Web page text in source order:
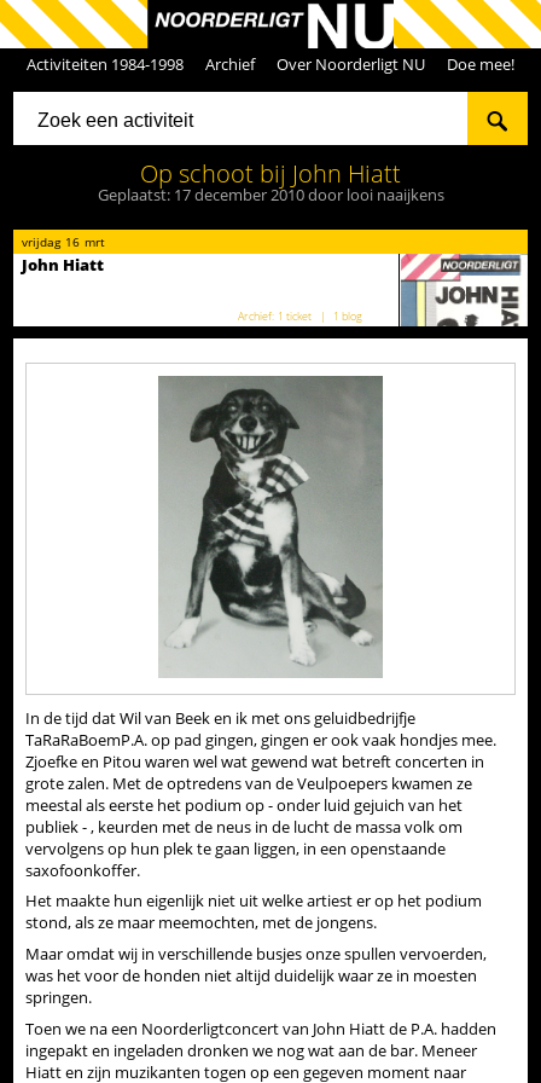
Activiteiten 1984-1998 Archief Over Noorderligt NU Doe mee!
Op schoot bij John Hiatt
Geplaatst: 17 december 2010 door looi naaijkens
vrijdag 16 mrt
John Hiatt
1 ticket 1 blog
In de tijd dat Wil van Beek en ik met ons geluidbedrijfje
TaRaRaBoemP.A. op pad gingen, gingen er ook vaak hondjes mee.
Zjoefke en Pitou waren wel wat gewend wat betreft concerten in
grote zalen. Met de optredens van de Veulpoepers kwamen ze
meestal als eerste het podium op - onder luid gejuich van het
publiek - , keurden met de neus in de lucht de massa volk om
vervolgens op hun plek te gaan liggen, in een openstaande
saxofoonkoffer.
Het maakte hun eigenlijk niet uit welke artiest er op het podium
stond, als ze maar meemochten, met de jongens.
Maar omdat wij in verschillende busjes onze spullen vervoerden,
was het voor de honden niet altijd duidelijk waar ze in moesten
springen.
Toen we na een Noorderligtconcert van John Hiatt de P.A. hadden
ingepakt en ingeladen dronken we nog wat aan de bar. Meneer
Hiatt en zijn muzikanten togen op een gegeven moment naar